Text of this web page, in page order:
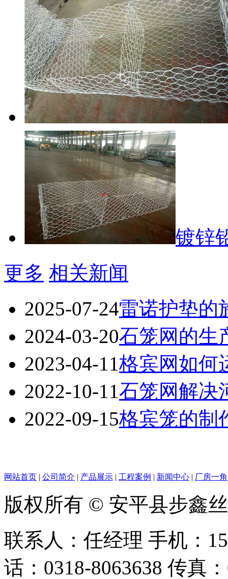
镀锌
更多 相关新闻
2025-07-24雷诺护垫的
2024-03-20石笼网的生
2023-04-11格宾网如何
2022-10-11石笼网解决
2022-09-15格宾笼的制
网站首页 | 公司简介 | 产品展示 | 工程案例 | 新闻中心 | 厂房一角
版权所有 © 安平县步鑫
联系人：任经理 手机：
话：0318-8063638 传真